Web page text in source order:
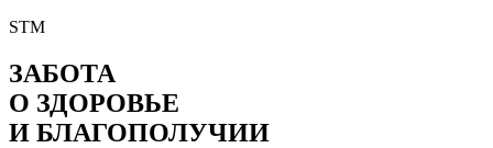
STM
ЗАБОТА
О ЗДОРОВЬЕ
И БЛАГОПОЛУЧИИ